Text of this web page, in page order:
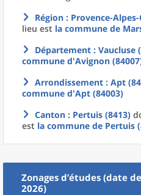
Région : Provence-
lieu est la commune de
Département : Vaucluse
commune d'Avignon
Arrondissement : Apt
commune d'Apt (84003)
Canton : Pertuis (8413)
est la commune de Pertuis
Zonages d’études (date
2026)